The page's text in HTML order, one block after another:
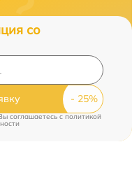
со
соглашаетесь cполитикой